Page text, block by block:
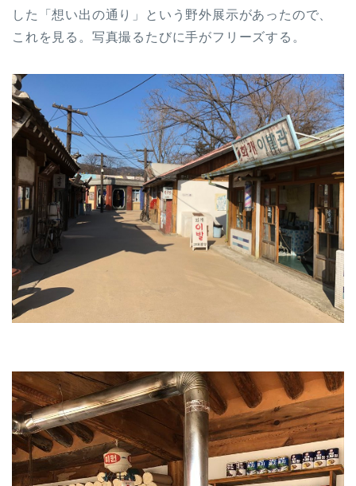
した「想い出の通り」という野外展示があったので、
これを見る。写真撮るたびに手がフリーズする。